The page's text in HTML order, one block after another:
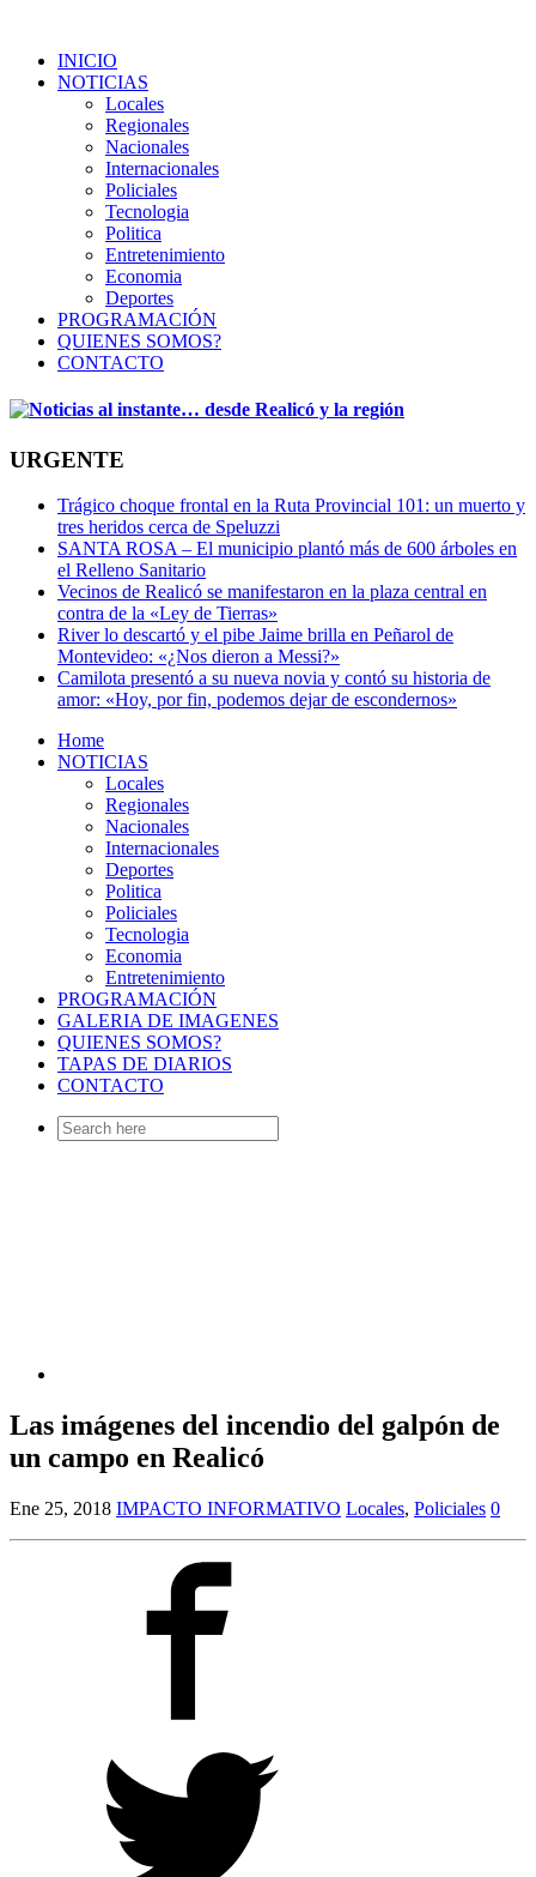
INICIO
NOTICIAS
Locales
Regionales
Nacionales
Internacionales
Policiales
Tecnologia
Politica
Entretenimiento
Economia
Deportes
PROGRAMACIÓN
QUIENES SOMOS?
CONTACTO
URGENTE
Trágico choque frontal en la Ruta Provincial 101: un muerto y
tres heridos cerca de Speluzzi
SANTA ROSA – El municipio plantó más de 600 árboles en
el Relleno Sanitario
Vecinos de Realicó se manifestaron en la plaza central en
contra de la «Ley de Tierras»
River lo descartó y el pibe Jaime brilla en Peñarol de
Montevideo: «¿Nos dieron a Messi?»
Camilota presentó a su nueva novia y contó su historia de
amor: «Hoy, por fin, podemos dejar de escondernos»
Home
NOTICIAS
Locales
Regionales
Nacionales
Internacionales
Deportes
Politica
Policiales
Tecnologia
Economia
Entretenimiento
PROGRAMACIÓN
GALERIA DE IMAGENES
QUIENES SOMOS?
TAPAS DE DIARIOS
CONTACTO
Search
for:
Las imágenes del incendio del galpón de
un campo en Realicó
Ene 25, 2018 IMPACTO INFORMATIVO Locales, Policiales 0